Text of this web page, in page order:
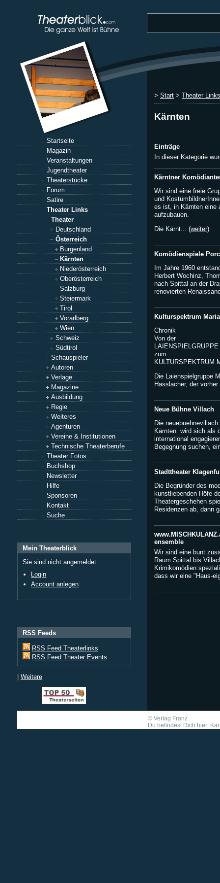
Startseite
Magazin
Veranstaltungen
Jugendtheater
Theaterstücke
Forum
Satire
Theater Links
Theater
Deutschland
Österreich
Burgenland
Kärnten
Niederösterreich
Oberösterreich
Salzburg
Steiermark
Tirol
Vorarlberg
Wien
Schweiz
Südtirol
Schauspieler
Autoren
Verlage
Magazine
Ausbildung
Regie
Weiteres
Agenturen
Vereine & Institutionen
Technische Theaterberufe
Theater Fotos
Buchshop
Newsletter
Hilfe
Sponsoren
Kontakt
Suche
Mein Theaterblick
Sie sind nicht angemeldet.
Login
Account anlegen
RSS Feeds
RSS Feed Theaterlinks
RSS Feed Theater Events
| Weitere
> Start > Theater Links
Kärnten
Einträge
In dieser Kategorie
Kärntner
Wir sind eine freie
und
es ist, in Kärnten eine
aufzubauen.
Die Kärnt... (weiter)
Komödienspiele
Im Jahre 1960
Herbert Wochinz,
nach Spittal an der
renovierten
Kulturspektrum
Chronik
Von der
LAIENSPIELGRUPPE
zum
KULTURSPEKTRUM
Die Laienspielgruppe
Hasslacher, der
Neue Bühne Villach
Die
Kärnten  wird sich
international
Begegnung suchen,
Stadttheater
Die Begründer des
kunstliebenden Höfe
Theatergeschehen
Residenzen ab, dann
ensemble
Wir sind eine bunt
Raum Spittal bis
Krimikomödien
dass wir eine "Haus-
© Verlag Franz
Du befindest Dich hier: